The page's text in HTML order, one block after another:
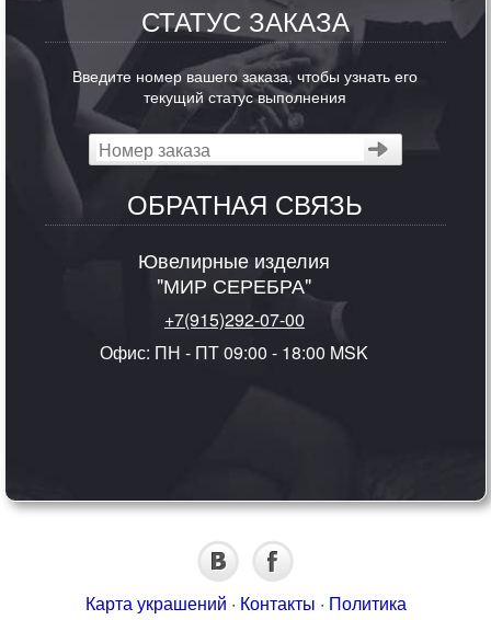
СТАТУС ЗАКАЗА
Введите номер вашего заказа, чтобы узнать его
текущий статус выполнения
ОБРАТНАЯ СВЯЗЬ
Ювелирные изделия
"МИР СЕРЕБРА"
+7(915)292-07-00
Офис: ПН - ПТ 09:00 - 18:00 MSK
Карта украшений · Контакты · Политика